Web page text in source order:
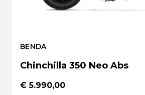
BENDA
Chinchilla 350 Neo Abs
€ 5.990,00